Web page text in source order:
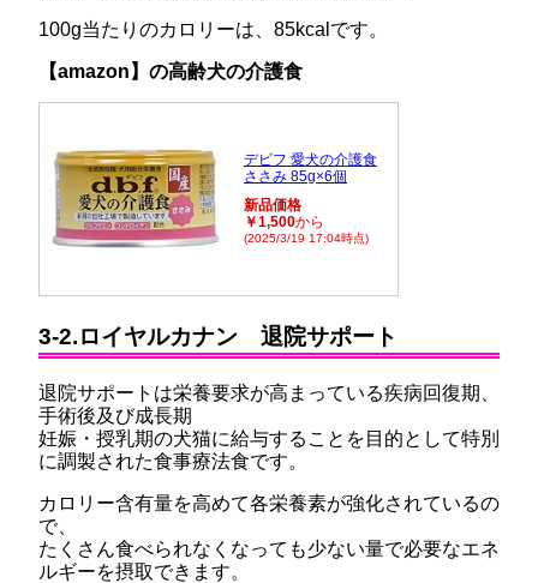
100g当たりのカロリーは、85kcalです。
【amazon】の高齢犬の介護食
デビフ 愛犬の介護食
ささみ 85g×6個
新品価格
￥1,500から
(2025/3/19 17:04時点)
3-2.ロイヤルカナン 退院サポート
退院サポートは栄養要求が高まっている疾病回復期、
手術後及び成長期
妊娠・授乳期の犬猫に給与することを目的として特別
に調製された食事療法食です。
カロリー含有量を高めて各栄養素が強化されているの
で、
たくさん食べられなくなっても少ない量で必要なエネ
ルギーを摂取できます。